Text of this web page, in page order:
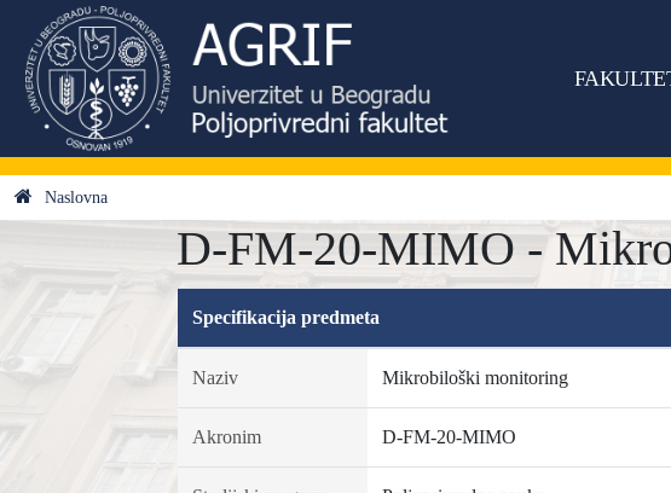
Naslovna
D-FM-20-MIMO -
Specifikacija predmeta
Naziv Mikrobiloški monitoring
Akronim D-FM-20-MIMO